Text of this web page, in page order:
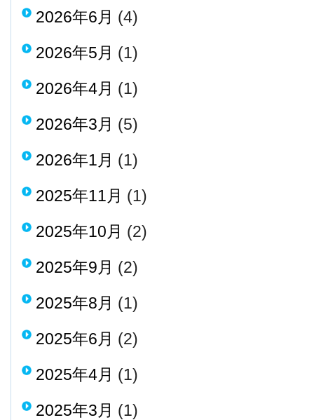
2026年6月 (4)
2026年5月 (1)
2026年4月 (1)
2026年3月 (5)
2026年1月 (1)
2025年11月 (1)
2025年10月 (2)
2025年9月 (2)
2025年8月 (1)
2025年6月 (2)
2025年4月 (1)
2025年3月 (1)